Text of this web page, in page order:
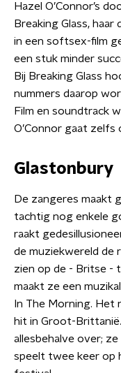
Hazel O’Connor’s
Breaking Glass,
in een softsex-film
een stuk minder
Bij Breaking Glass
nummers daarop
Film en soundtrack
O’Connor gaat zelfs
Glastonbury
De zangeres maakt
tachtig nog enkele
raakt
de muziekwereld de
zien op de - Britse -
maakt ze een
In The Morning. Het
hit in Groot-
allesbehalve over;
speelt twee keer op